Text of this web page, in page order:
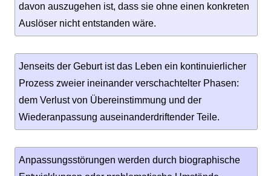
davon auszugehen ist, dass sie ohne einen konkreten
Auslöser nicht entstanden wäre.
Jenseits der Geburt ist das Leben ein kontinuierlicher
Prozess zweier ineinander verschachtelter Phasen:
dem Verlust von Übereinstimmung und der
Wiederanpas­sung auseinanderdriftender Teile.
Anpassungsstörungen werden durch biogra­phische